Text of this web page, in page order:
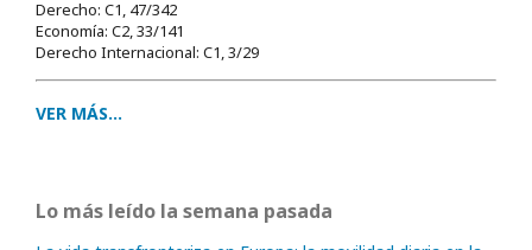
Derecho: C1, 47/342
Economía: C2, 33/141
Derecho Internacional: C1, 3/29
VER MÁS...
Lo más leído la semana pasada